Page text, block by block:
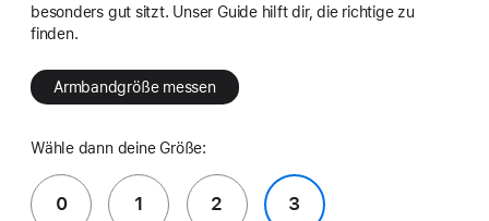
besonders gut sitzt. Unser Guide hilft dir, die richtige zu
finden.
Armbandgröße messen
Wähle dann deine Größe:
0 1 2 3